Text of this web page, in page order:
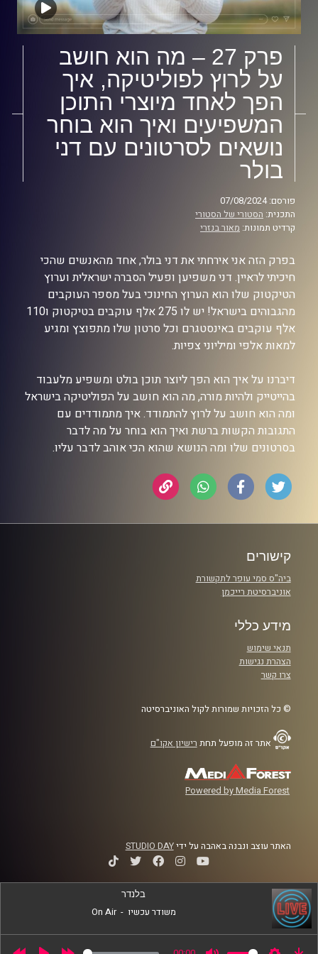
פרק 27 – מה הוא חושב
על לרוץ לפוליטיקה, איך
הפך לאחד מיוצרי התוכן
המשפיעים ואיך הוא בוחר
נושאים לסרטונים עם דני
בולר
פורסם: 07/08/2024
התכנית: הסטורי של הסטורי
קרדיט תמונות: מאור בנזרי
בפרק הזה אני אירחתי את דני בולר, אחד מהאנשים שהכי
חיכיתי לראיין. דני משפיען ופעיל הסברה ישראלית וערוץ
הטיקטוק שלו הוא הערוץ החינוכי בעל מספר העוקבים
מהגבוהים בישראל! יש לו 275 אלף עוקבים בטיקטוק ו110
אלף עוקבים באינסטגרם וכל סרטון שלו מתפוצץ ומגיע
למאות אלפי ומיליוני צפיות.
דיברנו על איך הוא הפך ליוצר תוכן בולט ומשפיע מלעבוד
בהייטייק ולהיות מורה, מה הוא חושב על הפוליטיקה בישראל
ומה הוא חושב על לרוץ להתמודד. איך מתמודדים עם
התגובות הקשות ברשת ואיך הוא בוחר על מה לדבר
בסרטונים שלו ומה הנושא שהוא הכי אוהב לדבר עליו.
קישורים
ביה"ס סמי עופר לתקשורת
אוניברסיטת רייכמן
מידע כללי
תנאי שימוש
הצהרת נגישות
צרו קשר
© כל הזכויות שמורות לקול האוניברסיטה
אתר זה מופעל תחת רישיון אקו"ם
Powered by Media Forest
האתר עוצב ונבנה באהבה על ידיSTUDIO DAY
בלנדר
משודר עכשיו -
On Air